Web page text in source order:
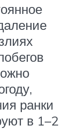
ранки
в 1–2